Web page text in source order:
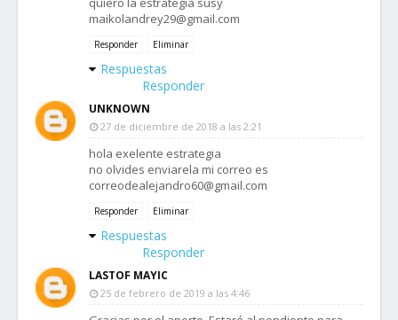
maikolandrey29@gmail.com
Responder Eliminar
Respuestas
Responder
UNKNOWN
27 de diciembre de 2018 a las 2:21
hola exelente estrategia
no olvides enviarela mi correo es
correodealejandro60@gmail.com
Responder Eliminar
Respuestas
Responder
LASTOF MAYIC
25 de febrero de 2019 a las 4:46